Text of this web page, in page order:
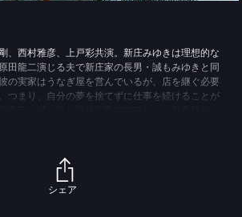
、西村雅彦、上戸彩共演。新庄みゆきは理想的な
田龍二演じる夫で新庄家の長男・誠もみゆきと同
の実家はうなぎ屋を営んでいるが、店を継ぐ必要
つまり、自分の夢を捨てずに仕事を続けることが
らに義母が急逝し、続いて義父も脳梗塞で倒れ要
、持ち前の元気と明るさで困難を乗り越えてい
嫌がっていた主人公が、人と人との繋がりや絆の
に愛の架け橋をかけるまでを描く。一見、そうは
シェア